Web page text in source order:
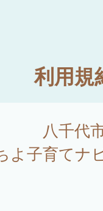
利用規
八千代
よ子育てナ